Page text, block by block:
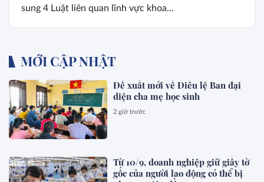
sung 4 Luật liên quan lĩnh vực khoa...
MỚI CẬP NHẬT
Đề xuất mới về Điều lệ Ban đại
diện cha mẹ học sinh
2 giờ trước
Từ 10/9, doanh nghiệp giữ giấy tờ
gốc của người lao động có thể bị